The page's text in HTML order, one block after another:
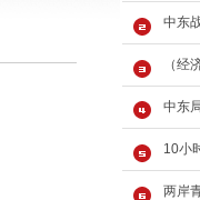
中东
（经
中东
10小
两岸